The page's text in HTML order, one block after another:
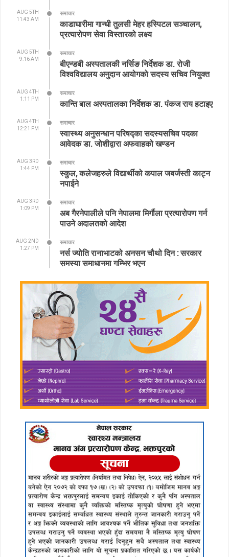
AUG 5TH
11:43 AM
समाचार
काडाघारीमा गान्धी तुलसी मेहर हस्पिटल सञ्चालन,
प्रत्यारोपण सेवा विस्तारको लक्ष्य
AUG 5TH
9:16 AM
समाचार
बीएन्डबी अस्पतालकी नर्सिङ निर्देशक डा. रोजी
विश्वविद्यालय अनुदान आयोगको सदस्य सचिव नियुक्त
AUG 4TH
1:11 PM
समाचार
कान्ति बाल अस्पतालका निर्देशक डा. पंकज राय हटाइए
AUG 4TH
12:21 PM
समाचार
स्वास्थ्य अनुसन्धान परिषद्का सदस्यसचिव पदका
आवेदक डा. जोशीद्वारा अफवाहको खण्डन
AUG 3RD
1:44 PM
समाचार
स्कुल, कलेजहरुले विद्यार्थीको कपाल जबर्जस्ती काट्न
नपाईने
AUG 3RD
1:09 PM
समाचार
अब गैरनेपालीले पनि नेपालमा मिर्गौला प्रत्यारोपण गर्न
पाउने अदालतको आदेश
AUG 2ND
1:27 PM
समाचार
नर्स ज्योति रानाभाटको अनसन चौथो दिन : सरकार
समस्या समाधानमा गम्भिर भएन